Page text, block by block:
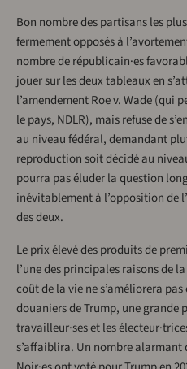
Bon nombre des partisans les
fermement opposés à
nombre de républicain·es
jouer sur les deux tableaux en
l’amendement Roe v. Wade (qui
le pays, NDLR), mais refuse de
au niveau fédéral, demandant
reproduction soit décidé au
pourra pas éluder la question
inévitablement à l’opposition de
des deux.
Le prix élevé des produits de
l’une des principales raisons de
coût de la vie ne s’améliorera
douaniers de Trump, une grande
travailleur·ses et les
s’affaiblira. Un nombre alarmant